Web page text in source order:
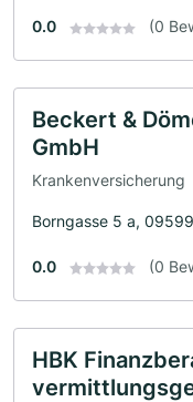
0.0 (0
Beckert &
GmbH
Krankenversicherung
Borngasse 5 a,
0.0 (0
HBK